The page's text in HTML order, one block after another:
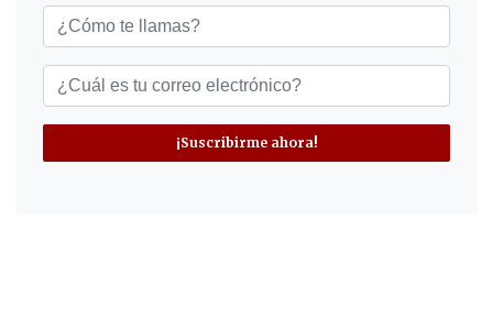
¡Suscribirme ahora!